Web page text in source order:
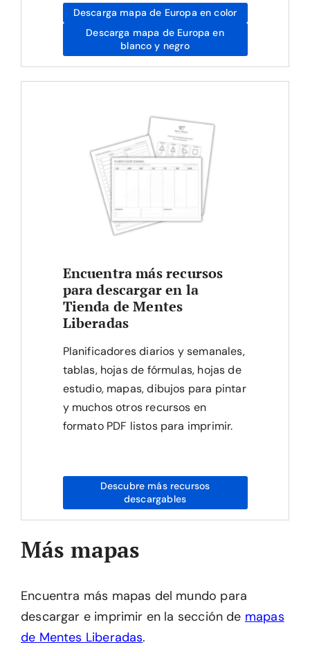
Descarga mapa de Europa en color
Descarga mapa de Europa en
blanco y negro
Encuentra más recursos
para descargar en la
Tienda de Mentes
Liberadas
Planificadores diarios y semanales,
tablas, hojas de fórmulas, hojas de
estudio, mapas, dibujos para pintar
y muchos otros recursos en
formato PDF listos para imprimir.
Descubre más recursos
descargables
Más mapas
Encuentra más mapas del mundo para
descargar e imprimir en la sección de mapas
de Mentes Liberadas.